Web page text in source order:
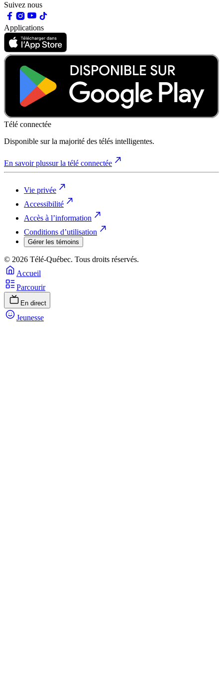
Suivez nous
Applications
Télé connectée
Disponible sur la majorité des télés intelligentes.
En savoir plussur la télé connectée
Vie privée
Accessibilité
Accès à l’information
Conditions d’utilisation
Gérer les témoins
© 2026 Télé-Québec. Tous droits réservés.
Accueil
Parcourir
En direct
Jeunesse